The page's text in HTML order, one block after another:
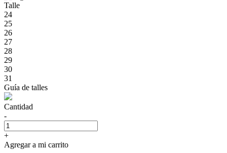
Talle
24
25
26
27
28
29
30
31
Guía de talles
Cantidad
-
+
Agregar a mi carrito